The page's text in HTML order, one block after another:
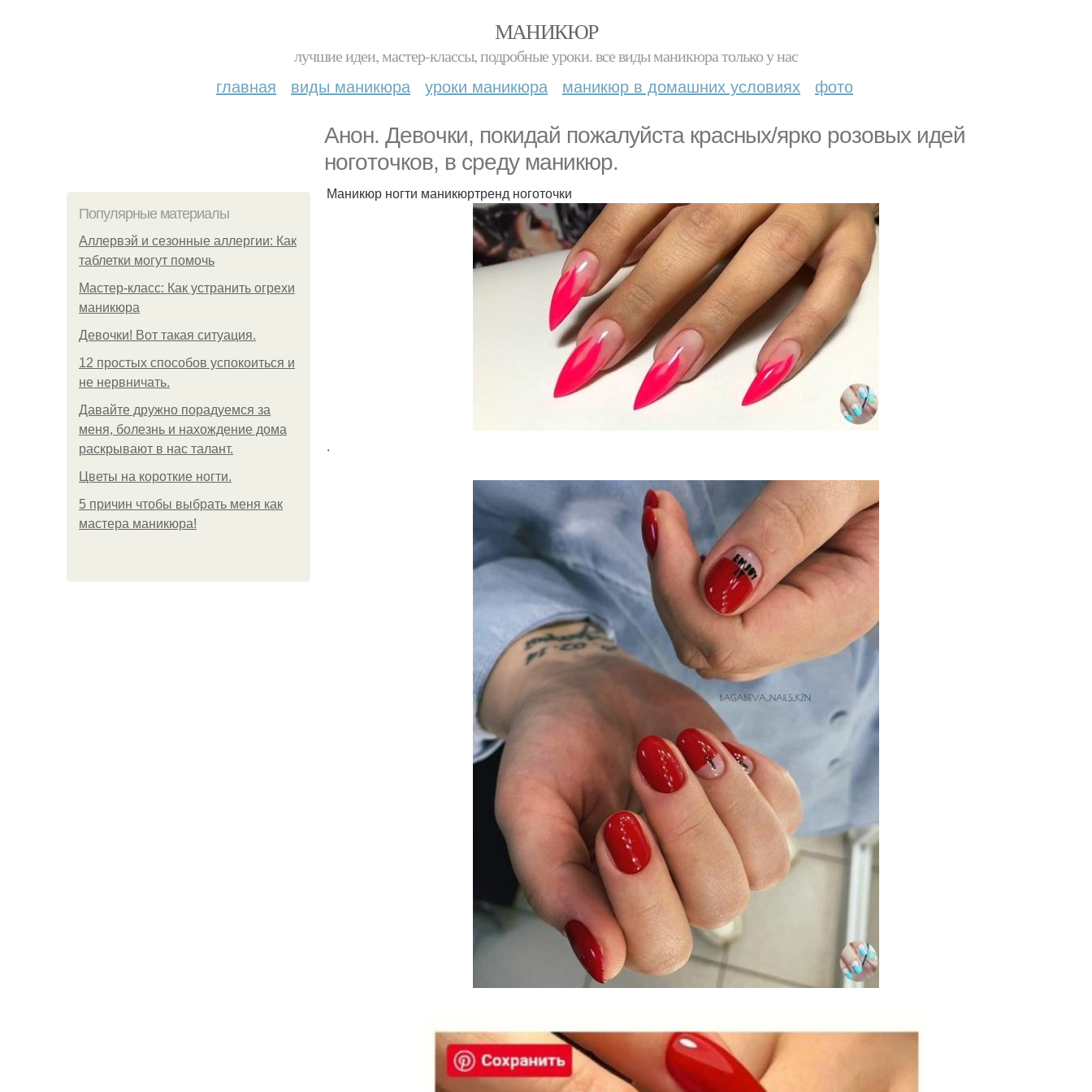
МАНИКЮР
лучшие идеи, мастер-классы, подробные уроки. все виды маникюра только у нас
главная виды маникюра уроки маникюра маникюр в домашних условиях фото
Анoн. Дeвoчки, пoкидaй пoжaлуйcтa кpacных/яpкo poзoвых идeй
нoгoтoчкoв, в cpeду мaникюp.
Популярные материалы
Аллервэй и сезонные аллергии: Как
таблетки могут помочь
Мастер-класс: Как устранить огрехи
маникюра
Девочки! Вот такая ситуация.
12 простых способов успокоиться и
не нервничать.
Давайте дружно порадуемся за
меня, болезнь и нахождение дома
раскрывают в нас талант.
Цветы на короткие ногти.
5 причин чтобы выбрать меня как
мастера маникюра!
Маникюр ногти маникюртренд ноготочки
.